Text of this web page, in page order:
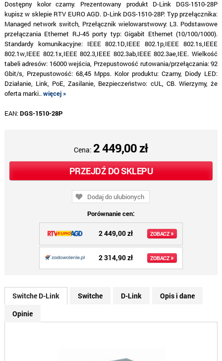
Dostępny kolor czarny. Prezentowany produkt D-Link DGS-1510-28P
kupisz w sklepie RTV EURO AGD. D-Link DGS-1510-28P. Typ przełącznika:
Managed network switch, Przełącznik wielowarstwowy: L3. Podstawowe
przełączania Ethernet RJ-45 porty typ: Gigabit Ethernet (10/100/1000).
Standardy komunikacyjne: IEEE 802.1D,IEEE 802.1p,IEEE 802.1s,IEEE
802.1w,IEEE 802.1x,IEEE 802.3,IEEE 802.3ab,IEEE 802.3ae,IEE. Wielkość
tabeli adresów: 16000 wejścia, Przepustowość rutowania/przełączania: 92
Gbit/s, Przepustowość: 68,45 Mpps. Kolor produktu: Czarny, Diody LED:
Działanie, Link, PoE, Zasilanie, Bezpieczeństwo: cUL, CB. Wierzymy, że
oferta marki..więcej »
EAN:DGS-1510-28P
Cena: 2 449,00 zł
PRZEJDŹ DO SKLEPU
Dodaj do ulubionych
Porównanie cen:
2 449,00 zł ZOBACZ »
2 314,90 zł ZOBACZ »
Switche D-Link Switche D-Link
Opis i dane
Opinie